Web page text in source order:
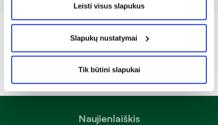
Leisti visus slapukus
Slapukų nustatymai
Tik būtini slapukai
Naujienlaiškis